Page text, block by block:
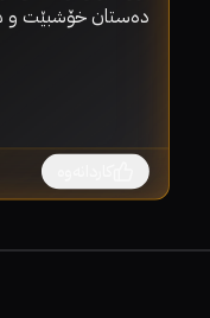
دەستان خۆشبێت و